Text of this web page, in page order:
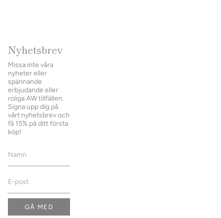
Nyhetsbrev
Missa inte våra
nyheter eller
spännande
erbjudande eller
roliga AW tillfällen.
Signa upp dig på
vårt nyhetsbrev och
få 15% på ditt första
köp!
GÅ MED